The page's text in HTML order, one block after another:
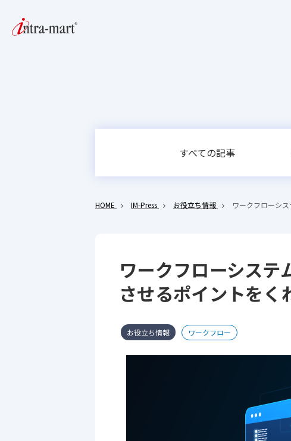
すべての記事
HOME IM-Press お役立ち情報 ワークフローシ
ワークフローシステ
させるポイントをく
お役立ち情報
ワークフロー